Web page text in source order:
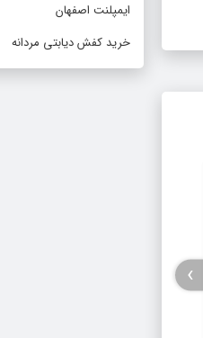
›
ایمپلنت اصفهان
خرید کفش دیابتی مردانه